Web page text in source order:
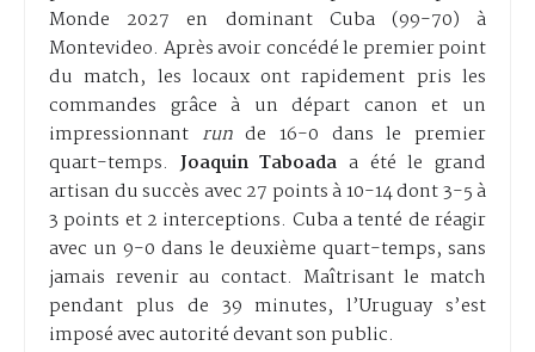
Monde 2027 en dominant Cuba (99-70) à
Montevideo. Après avoir concédé le premier point
du match, les locaux ont rapidement pris les
commandes grâce à un départ canon et un
impressionnant runde 16-0 dans le premier
quart-temps.Joaquin Taboada a été le grand
artisan du succès avec 27 points à 10-14 dont 3-5 à
3 points et 2 interceptions. Cuba a tenté de réagir
avec un 9-0 dans le deuxième quart-temps, sans
jamais revenir au contact. Maîtrisant le match
pendant plus de 39 minutes, l’Uruguay s’est
imposé avec autorité devant son public.